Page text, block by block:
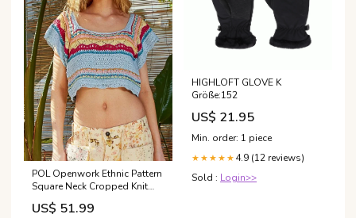
POL Openwork Ethnic Pattern
Square Neck Cropped Knit
Top Size:M
US$ 51.99
HIGHLOFT GLOVE K
Größe:152
US$ 21.95
Min. order: 1 piece
★★★★★ 4.9 (12 reviews)
Sold : Login>>